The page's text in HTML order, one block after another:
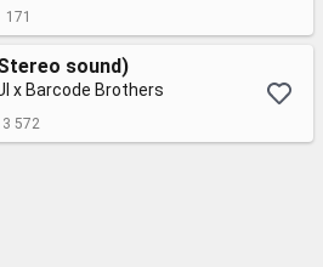
171
sound)
x Barcode Brothers
572